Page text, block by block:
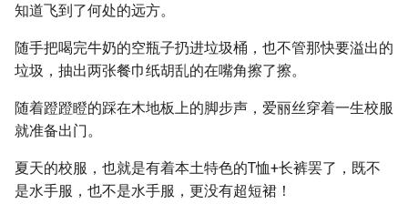
知道飞到了何处的远方。
随手把喝完牛奶的空瓶子扔进垃圾桶，也不管那快要溢出的
垃圾，抽出两张餐巾纸胡乱的在嘴角擦了擦。
随着蹬蹬瞪的踩在木地板上的脚步声，爱丽丝穿着一生校服
就准备出门。
夏天的校服，也就是有着本土特色的T恤+长裤罢了，既不
是水手服，也不是水手服，更没有超短裙！